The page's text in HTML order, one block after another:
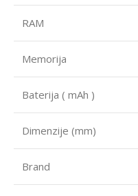
RAM
Memorija
Baterija ( mAh )
Dimenzije (mm)
Brand